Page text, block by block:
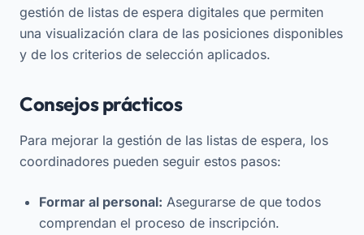
gestión de listas de espera digitales que permiten
una visualización clara de las posiciones disponibles
y de los criterios de selección aplicados.
Consejos prácticos
Para mejorar la gestión de las listas de espera, los
coordinadores pueden seguir estos pasos:
Formar al personal: Asegurarse de que todos
comprendan el proceso de inscripción.